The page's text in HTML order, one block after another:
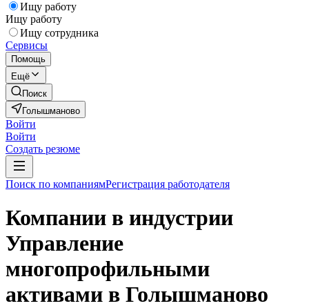
Ищу работу
Ищу работу
Ищу сотрудника
Сервисы
Помощь
Ещё
Поиск
Голышманово
Войти
Войти
Создать резюме
Поиск по компаниямРегистрация работодателя
Компании в индустрии
Управление
многопрофильными
активами в Голышманово